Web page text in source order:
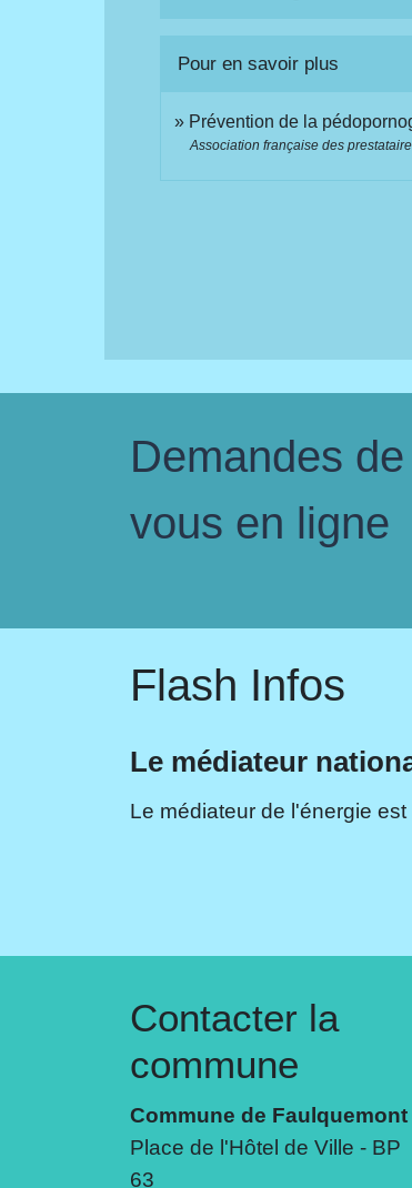
Pour en savoir plus
Prévention de la
Association française des
Demandes
vous en ligne
Flash Infos
Le médiateur
Le médiateur de l'énergie
Contacter la
commune
Commune de Faulquemont
Place de l'Hôtel de Ville - BP
63